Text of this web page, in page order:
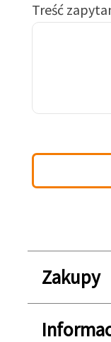
Treść
Zakupy